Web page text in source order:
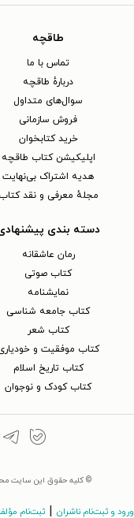
طاقچه
تماس با ما
دربارهٔ طاقچه
سوال‌های متداول
فروش سازمانی
خرید کتابخوان
اپلیکیشن کتاب طاقچه
هدیه اشتراک بی‌نهایت
مجلهٔ معرفی و نقد کتاب
دسته بندی
رمان عاشقانه
کتاب‌ صوتی
نمایشنامه
کتاب جامعه شناسی
کتاب شعر
کتاب موفقیت و
کتاب تاریخ اسلام
کتاب کودک و نوجوان
© کلیه حقوق این سایت
ورود و ثبت‌نام ناشران | ثبت‌نام